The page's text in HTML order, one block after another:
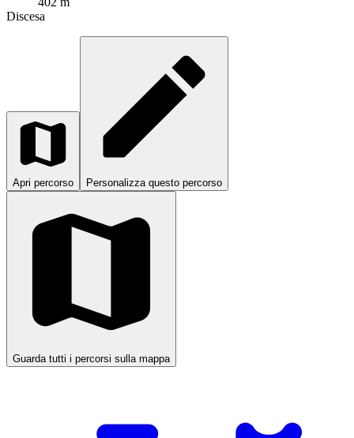
Discesa
Apri percorso Personalizza questo percorso
Guarda tutti i percorsi sulla mappa